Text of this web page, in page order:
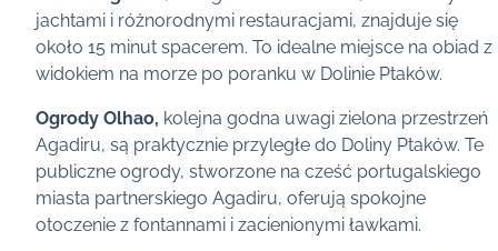
jachtami i różnorodnymi restauracjami, znajduje się
około 15 minut spacerem. To idealne miejsce na obiad z
widokiem na morze po poranku w Dolinie Ptaków.
Ogrody Olhao, kolejna godna uwagi zielona przestrzeń
Agadiru, są praktycznie przyległe do Doliny Ptaków. Te
publiczne ogrody, stworzone na cześć portugalskiego
miasta partnerskiego Agadiru, oferują spokojne
otoczenie z fontannami i zacienionymi ławkami.